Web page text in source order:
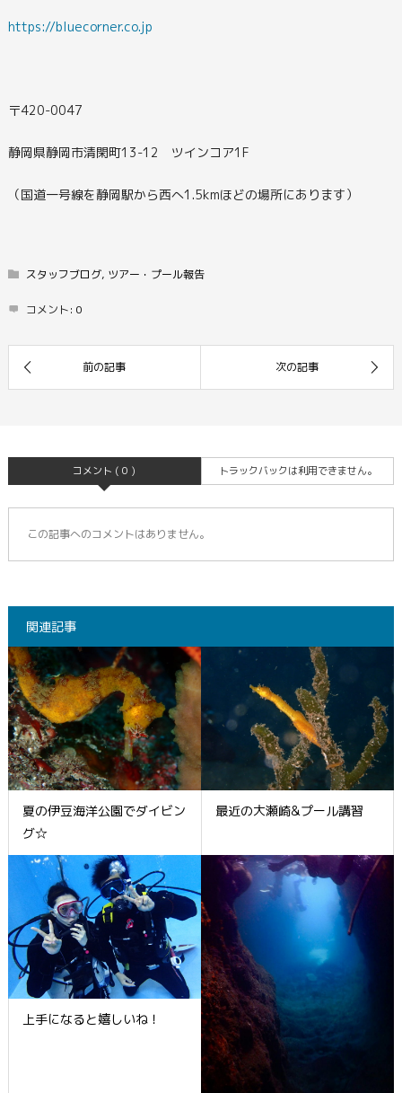
https://bluecorner.co.jp
〒420-0047
静岡県静岡市清閑町13-12 ツインコア1F
（国道一号線を静岡駅から西へ1.5kmほどの場所にあります）
スタッフブログ, ツアー・プール報告
コメント: 0
コメント ( 0 ) トラックバックは利用できません。
この記事へのコメントはありません。
関連記事
夏の伊豆海洋公園でダイビン
グ☆
最近の大瀬崎&プール講習
上手になると嬉しいね！